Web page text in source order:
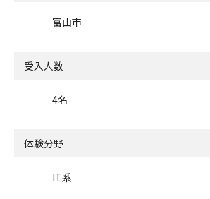
富山市
受入人数
4名
体験分野
IT系